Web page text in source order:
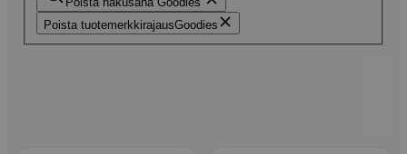
Poista tuotemerkkirajausGoodies